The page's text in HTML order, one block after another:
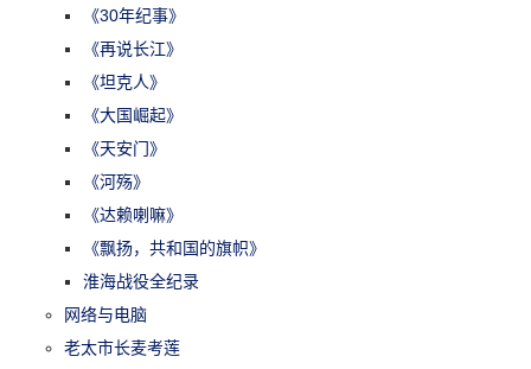
《30年纪事》
《再说长江》
《坦克人》
《大国崛起》
《天安门》
《河殇》
《达赖喇嘛》
《飘扬，共和国的旗帜》
淮海战役全纪录
网络与电脑
老太市长麦考莲